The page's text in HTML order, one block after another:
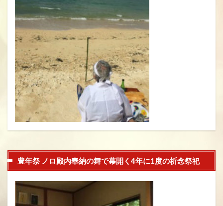
豊年祭 ノロ殿内奉納の舞で幕開く4年に1度の祈念祭祀